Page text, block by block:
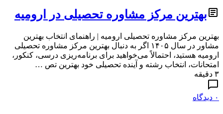
بهترین مرکز مشاوره تحصیلی در ارومیه
بهترین مرکز مشاوره تحصیلی ارومیه | راهنمای انتخاب بهترین
مشاور در سال ۱۴۰۵ اگر به دنبال بهترین مرکز مشاوره تحصیلی
ارومیه هستید، احتمالاً می‌خواهید برای برنامه‌ریزی درسی، کنکور،
امتحانات، انتخاب رشته و آینده تحصیلی خود بهترین تص …
۳ دقیقه
۰ دیدگاه